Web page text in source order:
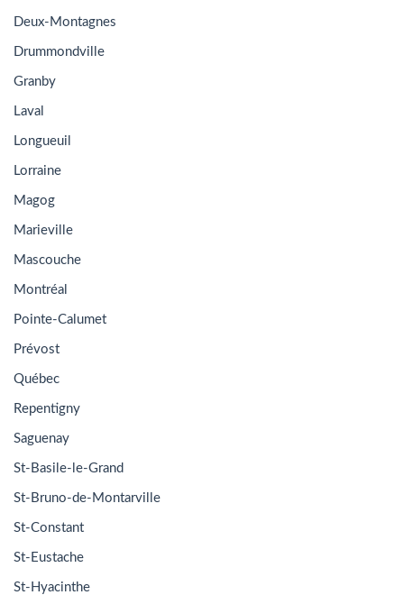
Deux-Montagnes
Drummondville
Granby
Laval
Longueuil
Lorraine
Magog
Marieville
Mascouche
Montréal
Pointe-Calumet
Prévost
Québec
Repentigny
Saguenay
St-Basile-le-Grand
St-Bruno-de-Montarville
St-Constant
St-Eustache
St-Hyacinthe